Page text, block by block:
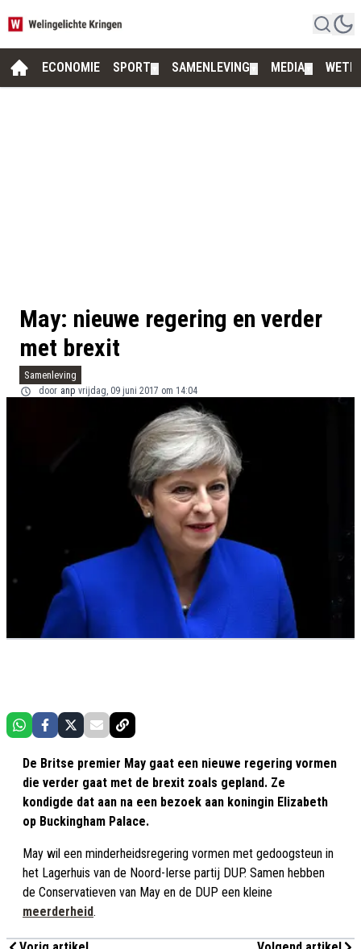
ECONOMIE SPORT SAMENLEVING MEDIA
May: nieuwe regering en verder
met brexit
Samenleving
door anp vrijdag, 09 juni 2017 om 14:04
De Britse premier May gaat een nieuwe regering vormen
die verder gaat met de brexit zoals gepland. Ze
kondigde dat aan na een bezoek aan koningin Elizabeth
op Buckingham Palace.
May wil een minderheidsregering vormen met gedoogsteun in
het Lagerhuis van de Noord-Ierse partij DUP. Samen hebben
de Conservatieven van May en de DUP een kleine
meerderheid.